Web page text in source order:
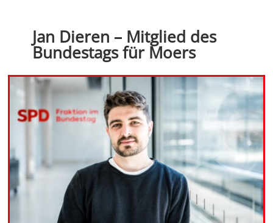
Jan Dieren – Mitglied des
Bundestags für Moers